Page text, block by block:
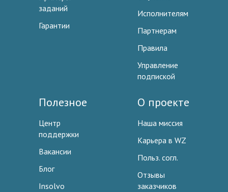
заданий
Гарантии
Исполнителям
Партнерам
Правила
Управление
подпиской
Полезное
Центр
поддержки
Вакансии
Блог
Insolvo
О проекте
Наша миссия
Карьера в WZ
Польз. согл.
Отзывы
заказчиков